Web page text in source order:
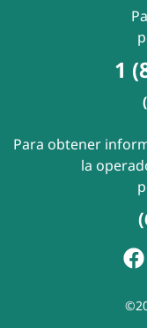
1
Para obtener
la